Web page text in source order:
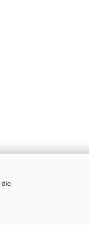
die